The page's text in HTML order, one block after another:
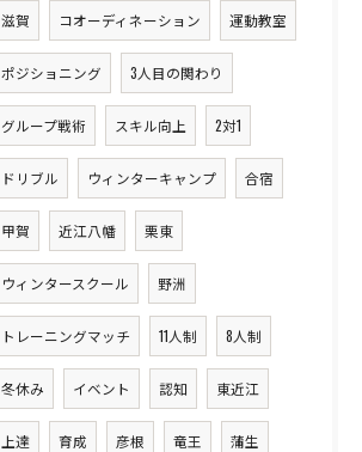
滋賀 コオーディネーション 運動教室
ポジショニング 3人目の関わり
グループ戦術 スキル向上 2対1
ドリブル ウィンターキャンプ 合宿
甲賀 近江八幡 栗東
ウィンタースクール 野洲
トレーニングマッチ 11人制 8人制
冬休み イベント 認知 東近江
上達 育成 彦根 竜王 蒲生